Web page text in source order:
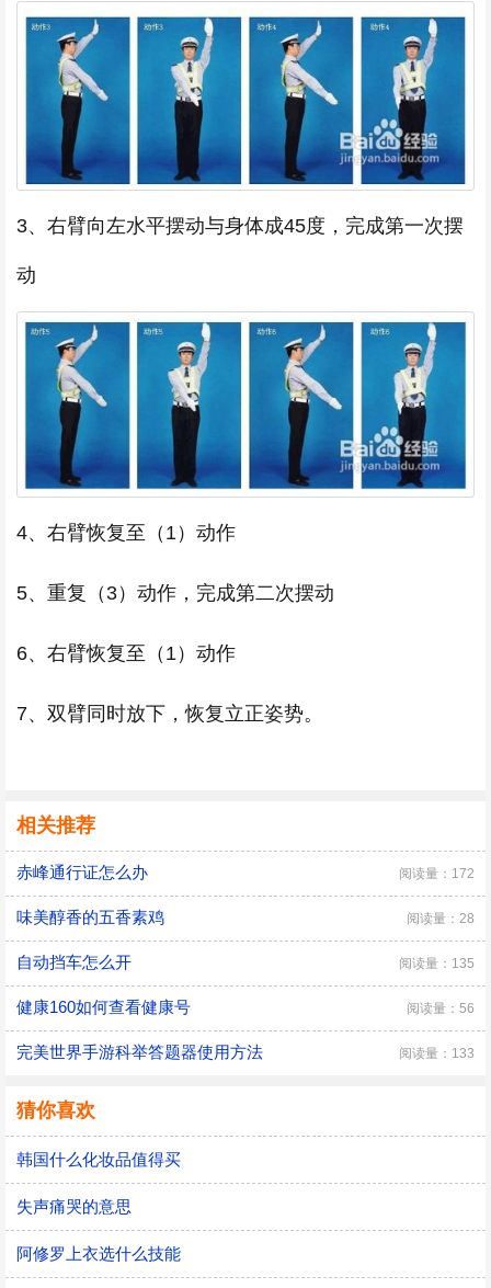
3、右臂向左水平摆动与身体成45度，完成第一次摆
动
4、右臂恢复至（1）动作
5、重复（3）动作，完成第二次摆动
6、右臂恢复至（1）动作
7、双臂同时放下，恢复立正姿势。
相关推荐
赤峰通行证怎么办 阅读量：172
味美醇香的五香素鸡 阅读量：28
自动挡车怎么开 阅读量：135
健康160如何查看健康号 阅读量：56
完美世界手游科举答题器使用方法 阅读量：133
猜你喜欢
韩国什么化妆品值得买
失声痛哭的意思
阿修罗上衣选什么技能